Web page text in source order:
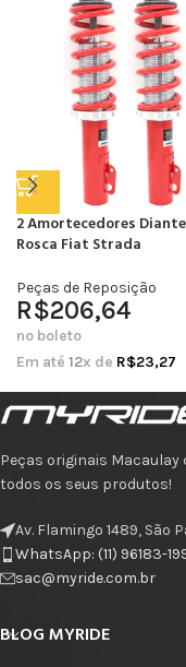
2 Amortecedores
Rosca Fiat Strada
Peças de Reposição
R$206,64
no boleto
Em até 12x de R$23,27
Peças originais
todos os seus produtos!
Av. Flamingo 1489, São
WhatsApp: (11) 96183-
sac@myride.com.br
BLOG MYRIDE